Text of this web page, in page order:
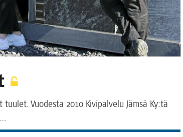
Vuo­des­ta 2010 Kivi­pal­ve­lu Jäm­sä Ky:tä